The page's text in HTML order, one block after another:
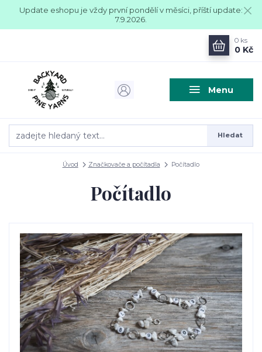
Update eshopu je vždy první pondělí v měsíci, příští update:
7.9.2026.
Menu
Hledat
0 ks
0 Kč
Úvod Značkovače a počítadla Počítadlo
Počítadlo